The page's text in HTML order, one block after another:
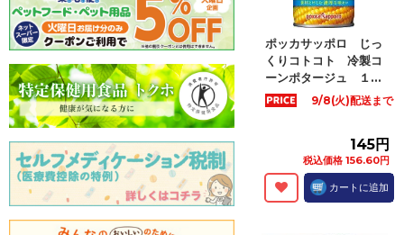
ポッカサッポロ じっ
くりコトコト 冷製コ
ーンポタージュ １...
9/8(火)配送まで
145円
税込価格 156.60円
カートに追加